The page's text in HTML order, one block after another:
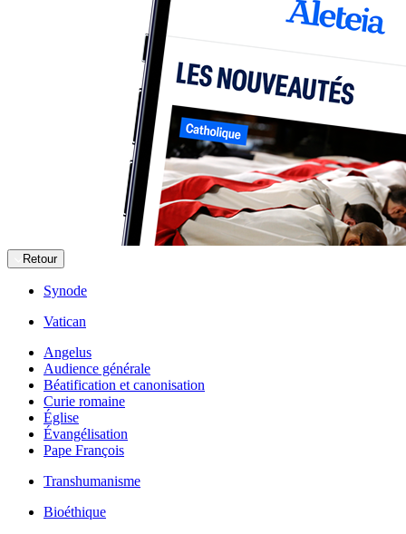
Retour
Synode
Vatican
Angelus
Audience générale
Béatification et canonisation
Curie romaine
Église
Évangélisation
Pape François
Transhumanisme
Bioéthique